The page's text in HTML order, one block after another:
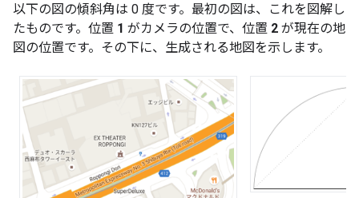
以下の図の傾斜角は 0 度です。最初の図は、これを図解し
たものです。位置 1 がカメラの位置で、位置 2 が現在の地
図の位置です。その下に、生成される地図を示します。